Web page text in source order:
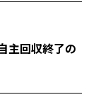
主回収終了の